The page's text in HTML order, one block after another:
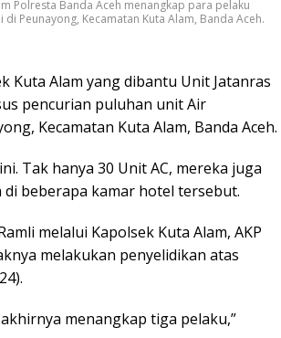
Polresta Banda Aceh menangkap para pelaku
Peunayong, Kecamatan Kuta Alam, Banda Aceh.
Kuta Alam yang dibantu Unit Jatanras
pencurian puluhan unit Air
Kecamatan Kuta Alam, Banda Aceh.
Tak hanya 30 Unit AC, mereka juga
beberapa kamar hotel tersebut.
melalui Kapolsek Kuta Alam, AKP
melakukan penyelidikan atas
menangkap tiga pelaku,”